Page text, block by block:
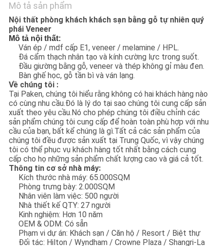
PRIVACY
POLICY
Mô tả sản phẩm
Nội thất phòng khách khách sạn bằng gỗ tự nhiên quý
phái Veneer
Mô tả nội thất:
Ván ép / mdf cấp E1, veneer / melamine / HPL.
Đá cẩm thạch nhân tạo và kính cường lực trong suốt.
Đầu giường bằng gỗ, veneer và thép không gỉ màu đen.
Bàn ghế học, gỗ tần bì và ván lạng.
Về chúng tôi :
Tại Paken, chúng tôi hiểu rằng không có hai khách hàng nào
có cùng nhu cầu.Đó là lý do tại sao chúng tôi cung cấp sản
xuất theo yêu cầu.Nó cho phép chúng tôi điều chỉnh các
sản phẩm chúng tôi cung cấp để hoàn toàn phù hợp với nhu
cầu của bạn, bất kể chúng là gì.Tất cả các sản phẩm của
chúng tôi đều được sản xuất tại Trung Quốc, vì vậy chúng
tôi có thể phục vụ khách hàng tốt nhất bằng cách cung
cấp cho họ những sản phẩm chất lượng cao và giá cả tốt.
Thông tin cơ sở nhà máy:
Kích thước nhà máy: 65.000SQM
Phòng trưng bày: 2.000SQM
Nhân viên làm việc: 500 người
Nhà thiết kế QTY: 27 người
Kinh nghiệm: Hơn 10 năm
OEM & ODM: Có sẵn
Phạm vi dự án: Khách sạn / Căn hộ / Resort / Biệt thự
Đối tác: Hilton / Wyndham / Crowne Plaza / Shangri-La